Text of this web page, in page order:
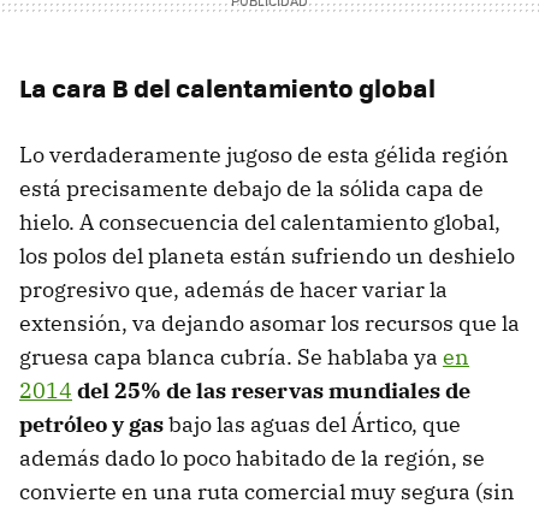
La cara B del calentamiento global
Lo verdaderamente jugoso de esta gélida región
está precisamente debajo de la sólida capa de
hielo. A consecuencia del calentamiento global,
los polos del planeta están sufriendo un deshielo
progresivo que, además de hacer variar la
extensión, va dejando asomar los recursos que la
gruesa capa blanca cubría. Se hablaba ya en
2014 del 25% de las reservas mundiales de
petróleo y gasbajo las aguas del Ártico, que
además dado lo poco habitado de la región, se
convierte en una ruta comercial muy segura (sin